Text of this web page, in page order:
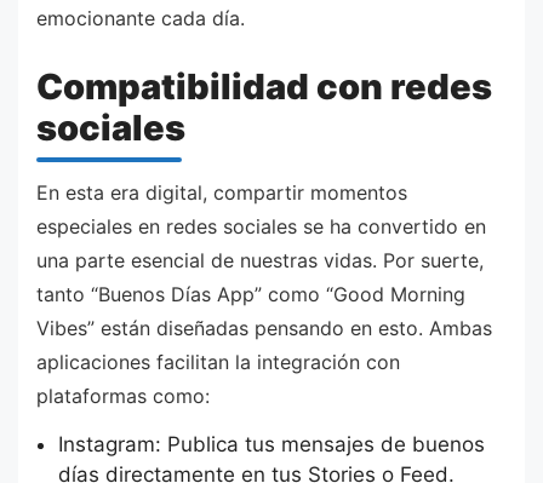
emocionante cada día.
Compatibilidad con redes
sociales
En esta era digital, compartir momentos
especiales en redes sociales se ha convertido en
una parte esencial de nuestras vidas. Por suerte,
tanto “Buenos Días App” como “Good Morning
Vibes” están diseñadas pensando en esto. Ambas
aplicaciones facilitan la integración con
plataformas como:
Instagram: Publica tus mensajes de buenos
días directamente en tus Stories o Feed.